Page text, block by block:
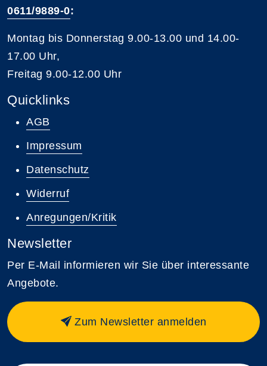
0611/9889-0:
Montag bis Donnerstag 9.00-13.00 und 14.00-
17.00 Uhr,
Freitag 9.00-12.00 Uhr
Quicklinks
AGB
Impressum
Datenschutz
Widerruf
Anregungen/Kritik
Newsletter
Per E-Mail informieren wir Sie über interessante
Angebote.
Zum Newsletter anmelden